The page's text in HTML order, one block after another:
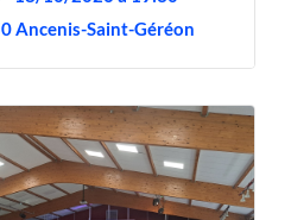
Ancenis-Saint-Géréon